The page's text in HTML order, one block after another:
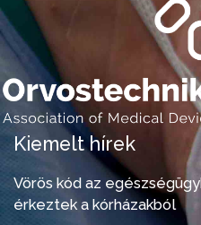
Kiemelt hírek
Vörös kód az
érkeztek a kórházakból